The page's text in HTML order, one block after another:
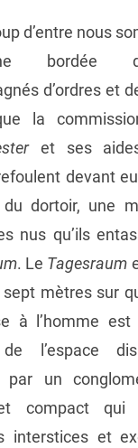
d’entre nous
bordée
d’ordres et
la
et ses
devant
dortoir, une
nus qu’ils
. Le Tagesraum
mètres sur
à l’homme
l’espace
par un
compact qui
interstices et